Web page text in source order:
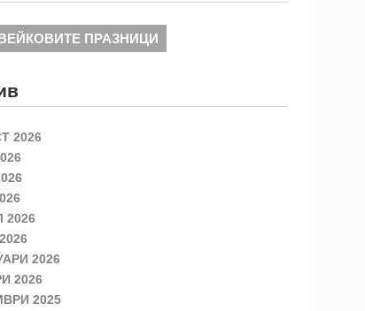
ПРАЗНИЦИ
2026
2026
2026
2026
2025